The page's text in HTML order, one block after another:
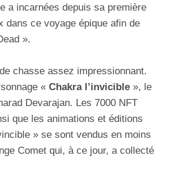
a incarnées depuis sa première
ce voyage épique afin de
».
chasse assez impressionnant.
« Chakra l’invicible », le
Devarajan. Les 7000 NFT
que les animations et éditions
» se sont vendus en moins
Comet qui, à ce jour, a collecté